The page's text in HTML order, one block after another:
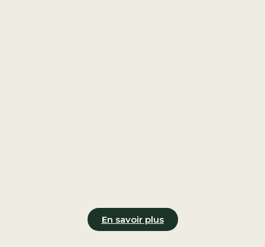
En savoir plus